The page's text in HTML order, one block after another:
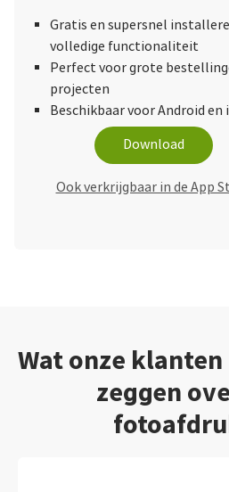
Gratis en supersnel
volledige functionaliteit
Perfect voor grote
projecten
Beschikbaar voor Android en
Download
Ook verkrijgbaar in de App
Wat onze
zeggen